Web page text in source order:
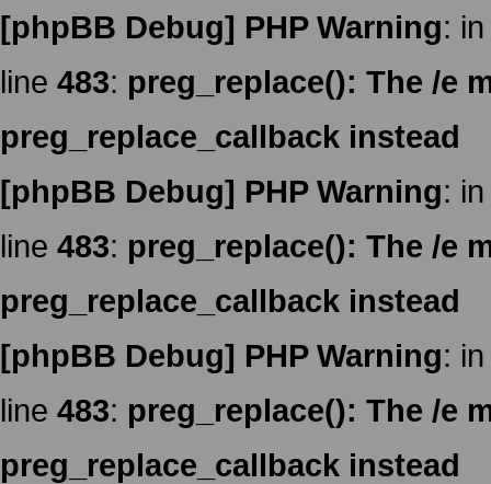
[phpBB Debug] PHP Warning:
line 483: preg_replace(): The /e
preg_replace_callback instead
[phpBB Debug] PHP Warning:
line 483: preg_replace(): The /e
preg_replace_callback instead
[phpBB Debug] PHP Warning:
line 483: preg_replace(): The /e
preg_replace_callback instead